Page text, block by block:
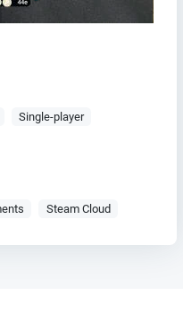
Single-player
Steam Cloud